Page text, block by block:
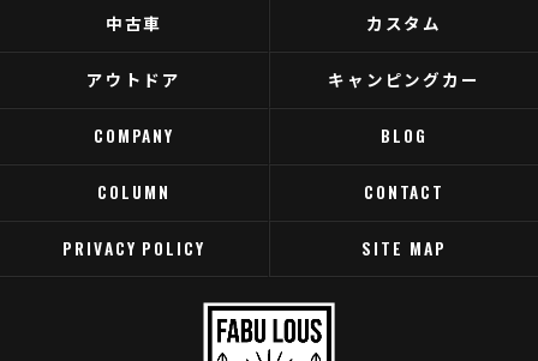
中古車 カスタム
アウトドア キャンピングカー
COMPANY BLOG
COLUMN CONTACT
PRIVACY POLICY SITE MAP